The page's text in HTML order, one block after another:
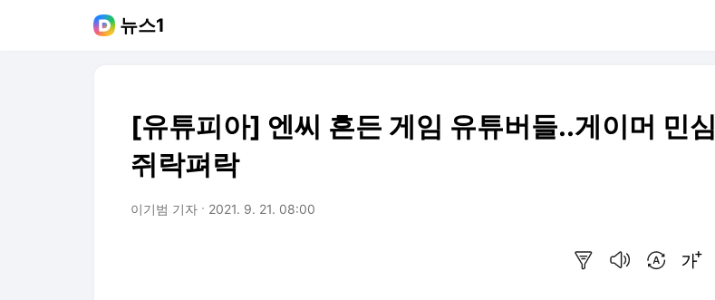
뉴스1
[유튜피아] 엔씨 흔든 게임 유튜버들..게이머 민심
쥐락펴락
이기범 기자 2021. 9. 21. 08:00